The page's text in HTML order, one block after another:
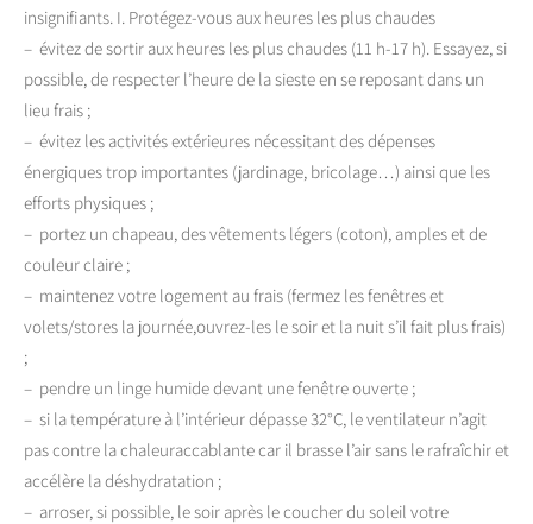
insignifiants. I. Protégez-vous aux heures les plus chaudes
– évitez de sortir aux heures les plus chaudes (11 h-17 h). Essayez, si
possible, de respecter l’heure de la sieste en se reposant dans un
lieu frais ;
– évitez les activités extérieures nécessitant des dépenses
énergiques trop importantes (jardinage, bricolage…) ainsi que les
efforts physiques ;
– portez un chapeau, des vêtements légers (coton), amples et de
couleur claire ;
– maintenez votre logement au frais (fermez les fenêtres et
volets/stores la journée,ouvrez-les le soir et la nuit s’il fait plus frais)
;
– pendre un linge humide devant une fenêtre ouverte ;
– si la température à l’intérieur dépasse 32°C, le ventilateur n’agit
pas contre la chaleuraccablante car il brasse l’air sans le rafraîchir et
accélère la déshydratation ;
– arroser, si possible, le soir après le coucher du soleil votre